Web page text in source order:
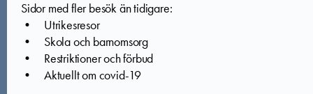
Sidor med fler besök än tidigare:
• Utrikesresor
• Skola och barnomsorg
• Restriktioner och förbud
• Aktuellt om covid-19